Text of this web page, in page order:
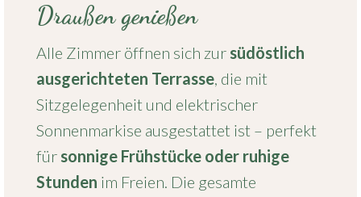
Draußen genießen
Alle Zimmer öffnen sich zur südöstlich
ausgerichteten Terrasse, die mit
Sitzgelegenheit und elektrischer
Sonnenmarkise ausgestattet ist – perfekt
für sonnige Frühstücke oder ruhige
Stunden im Freien. Die gesamte